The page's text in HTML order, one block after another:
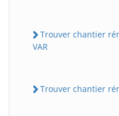
Trouver chantier
VAR
Trouver chantier